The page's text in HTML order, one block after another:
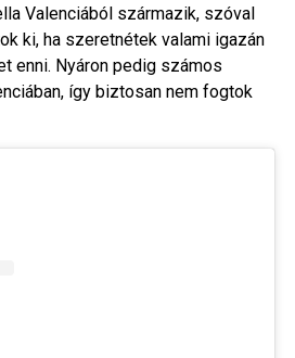
Valenciából származik, szóval
ki, ha szeretnétek valami igazán
enni. Nyáron pedig számos
így biztosan nem fogtok